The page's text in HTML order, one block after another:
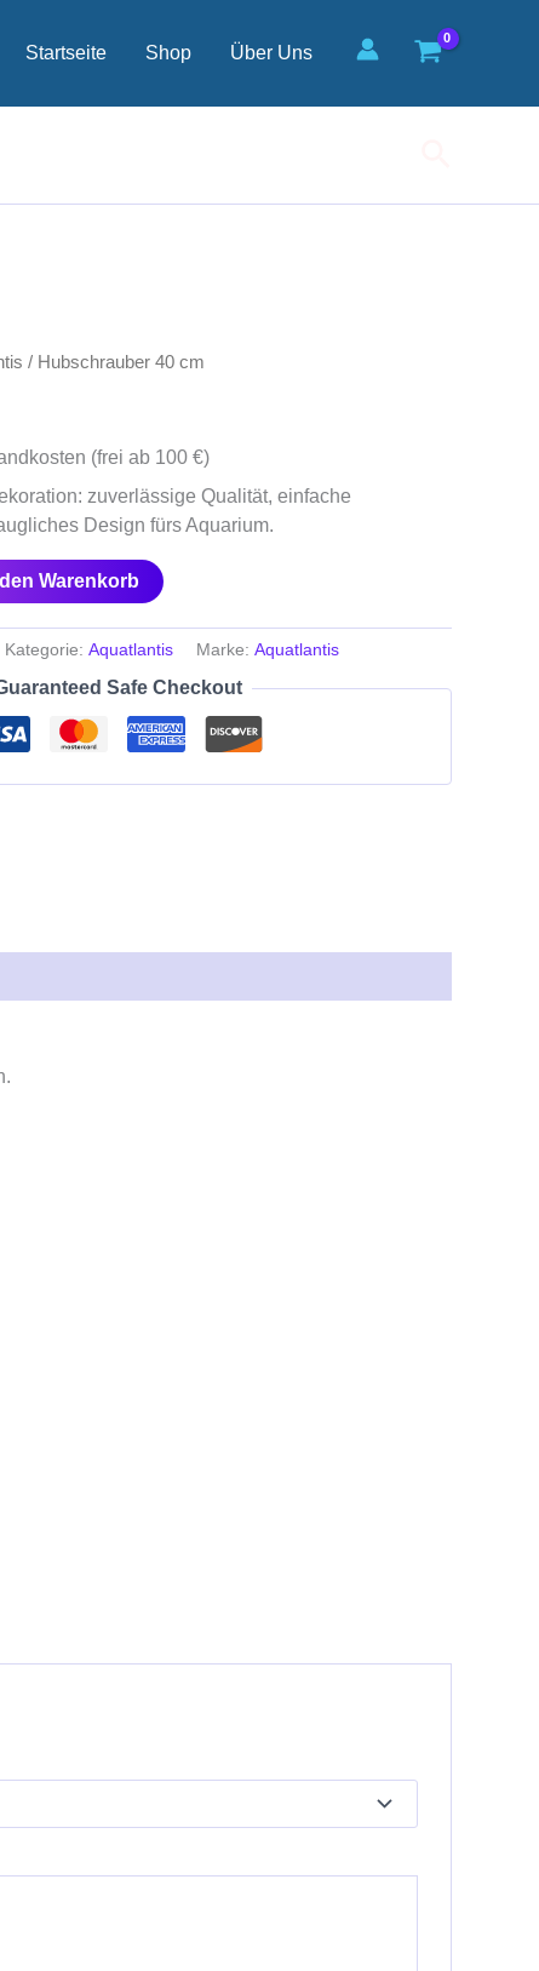
Startseite Shop Über Uns
/ Hubschrauber 40 cm
(frei ab 100 €)
zuverlässige Qualität, einfache
Design fürs Aquarium.
den Warenkorb
Kategorie: Aquatlantis Marke: Aquatlantis
Safe Checkout